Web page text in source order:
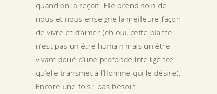
quand on la reçoit. Elle prend soin de
nous et nous enseigne la meilleure façon
de vivre et d’aimer (eh oui, cette plante
n’est pas un être humain mais un être
vivant doué d’une profonde Intelligence
qu’elle transmet à l’Homme qui le désire).
Encore une fois : pas besoin